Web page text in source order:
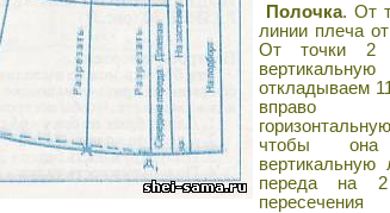
Полочка. От
линии плеча
От точки 2
откладываем
вправо
чтобы
переда на
пересечения